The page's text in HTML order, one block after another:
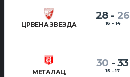
ЦРВЕНА ЗВЕЗДА
28 - 26
16 - 14
МЕТАЛАЦ
30 - 33
15 - 17